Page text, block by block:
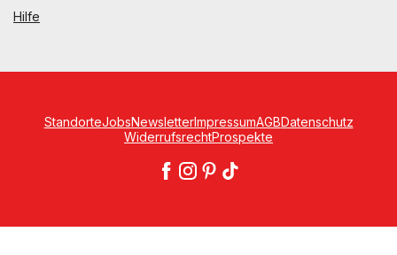
Hilfe
StandorteJobsNewsletterImpressumAGBDatenschutz
WiderrufsrechtProspekte